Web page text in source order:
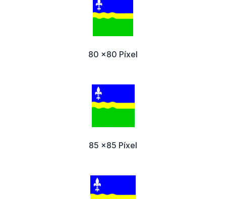
80 x80 Píxel
85 x85 Píxel